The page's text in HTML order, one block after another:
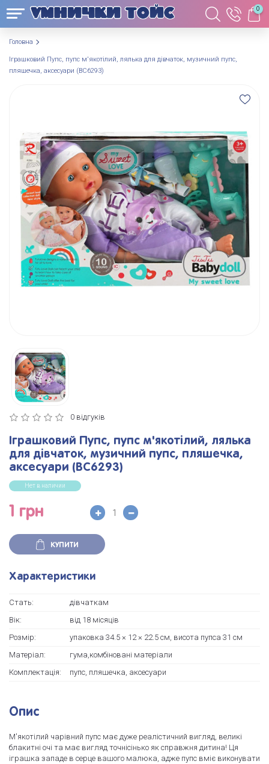
0
Головна
Іграшковий Пупс, пупс м'якотілий, лялька для дівчаток, музичний пупс,
пляшечка, аксесуари (BC6293)
0 відгуків
Іграшковий Пупс, пупс м'якотілий, лялька
для дівчаток, музичний пупс, пляшечка,
аксесуари (BC6293)
Нет в наличии
1 грн
КУПИТИ
Характеристики
Стать:
дівчаткам
Вік:
від 18 місяців
Розмір:
упаковка 34.5 × 12 × 22.5 см, висота пупса 31 см
Матеріал:
гума,комбіновані матеріали
Комплектація:
пупс, пляшечка, аксесуари
Опис
М'якотілий чарівний пупс має дуже реалістичний вигляд, великі
блакитні очі та має вигляд точнісінько як справжня дитина! Ця
іграшка западе в серце вашого малюка, адже пупс вміє виконувати